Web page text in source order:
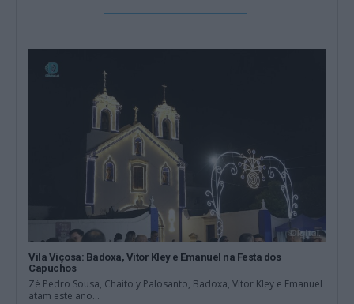
Vila Viçosa: Badoxa, Vitor Kley e Emanuel na Festa dos
Capuchos
Zé Pedro Sousa, Chaito y Palosanto, Badoxa, Vítor Kley e Emanuel
atam este ano...